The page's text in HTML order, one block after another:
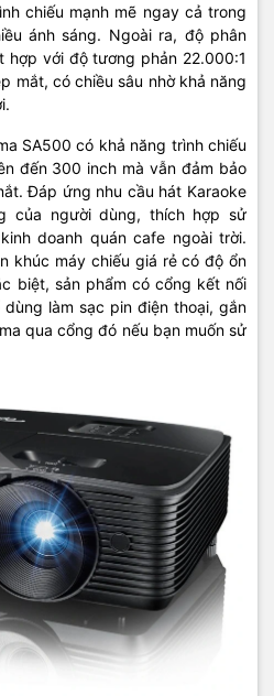
chiếu mạnh mẽ ngay cả trong
ánh sáng. Ngoài ra, độ phân
hợp với độ tương phản 22.000:1
mắt, có chiều sâu nhờ khả năng
SA500 có khả năng trình chiếu
đến 300 inch mà vẫn đảm bảo
Đáp ứng nhu cầu hát Karaoke
của người dùng, thích hợp sử
doanh quán cafe ngoài trời.
khúc máy chiếu giá rẻ có độ ổn
biệt, sản phẩm có cổng kết nối
làm sạc pin điện thoại, gắn
qua cổng đó nếu bạn muốn sử